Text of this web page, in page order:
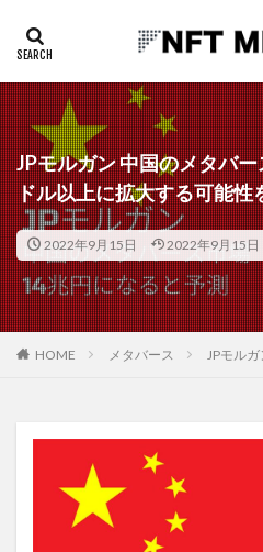
JPモルガン 中国のメタバ
ドル以上に拡大する可能性
2022年9月15日 2022年9月15日
HOME メタバース JPモル